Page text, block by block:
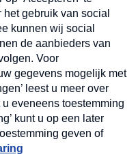
op onze
in uw